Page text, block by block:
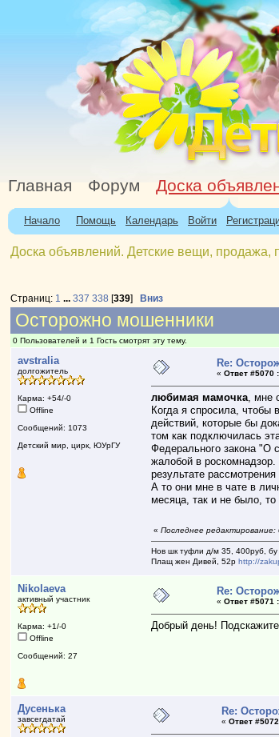
Главная Форум Доска
Начало Помощь Календарь Войти
Доска объявлений. Детские вещи, продажа,
Страниц: 1 ...337 338 [339] Вниз
Осторожно мошенники
0 Пользователей и 1 Гость смотрят эту тему.
avstralia
долгожитель
Карма: +54/-0
Offline
Сообщений: 1073
Детский мир, цирк, ЮУрГУ
Re:
«Ответ #5070 :
любимая мамочка, мне
Когда я спросила, чтобы
действий, которые бы
том как подключилась
Федерального закона "О
жалобой в
результате
А то они мне в чате в
месяца, так и не было, то
«Последнее
Нов шк туфли д/м 35, 400руб,
Плащ жен Дивей, 52рhttp://
Nikolaeva
активный участник
Карма: +1/-0
Offline
Сообщений: 27
Re:
«Ответ #5071 :
Добрый день! Подскажите
Дусенька
завсегдатай
Re:
«Ответ